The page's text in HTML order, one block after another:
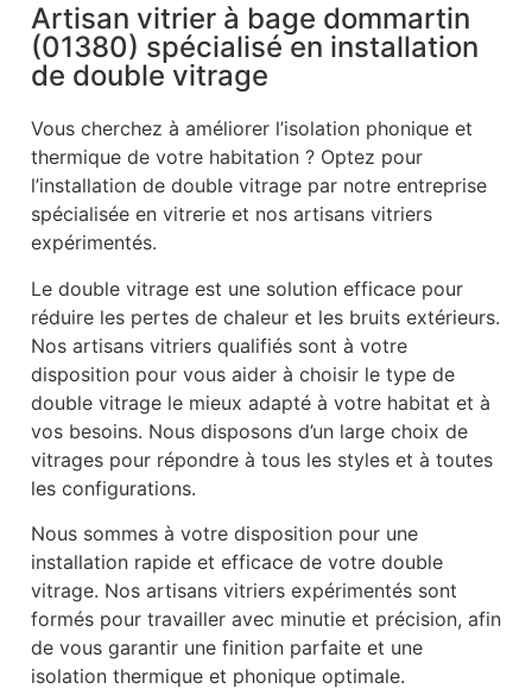
Artisan vitrier à bage dommartin
(01380) spécialisé en installation
de double vitrage
Vous cherchez à améliorer l’isolation phonique et
thermique de votre habitation ? Optez pour
l’installation de double vitrage par notre entreprise
spécialisée en vitrerie et nos artisans vitriers
expérimentés.
Le double vitrage est une solution efficace pour
réduire les pertes de chaleur et les bruits extérieurs.
Nos artisans vitriers qualifiés sont à votre
disposition pour vous aider à choisir le type de
double vitrage le mieux adapté à votre habitat et à
vos besoins. Nous disposons d’un large choix de
vitrages pour répondre à tous les styles et à toutes
les configurations.
Nous sommes à votre disposition pour une
installation rapide et efficace de votre double
vitrage. Nos artisans vitriers expérimentés sont
formés pour travailler avec minutie et précision, afin
de vous garantir une finition parfaite et une
isolation thermique et phonique optimale.